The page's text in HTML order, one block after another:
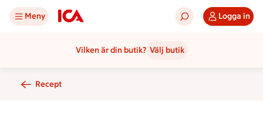
Meny Logga in
Vilken är din butik? Välj butik
Recept